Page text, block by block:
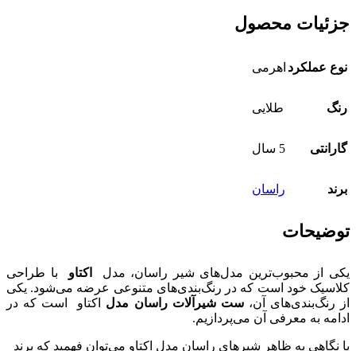
جزئیات محصول
نوع عملکرد اهرمی
رنگ طلایی
گارانتی 5 سال
برند راسان
توضیحات
یکی از محبوب‌ترین مدل‌های شیر راسان، مدل اکتاو با طراحی
کلاسیک خود است که در رنگ‌بندی‌های متنوعی عرضه می‌شود. یکی
از رنگ‌بندی‌های آن،ست شیرآلات راسان مدل
اکتاو است که در
ادامه به معرفی آن می‌پردازیم.
با نگاهی به ظاهر شیر‌های راسان مدل اکتاو می‌توان فهمید که برند